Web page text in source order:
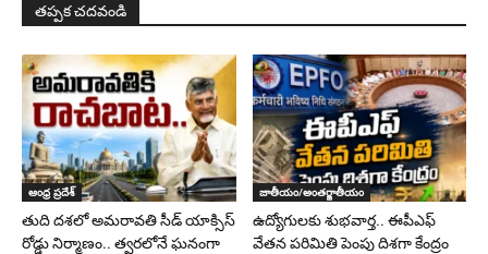
తప్పక చదవండి
ఆంధ్ర ప్రదేశ్
తుది దశలో అమరావతి సీడ్ యాక్సిస్
రోడ్డు నిర్మాణం.. త్వరలోనే ఘనంగా
జాతీయం/అంతర్జాతీయం
ఉద్యోగులకు శుభవార్త.. ఈపీఎఫ్‌
వేతన పరిమితి పెంపు దిశగా కేంద్రం